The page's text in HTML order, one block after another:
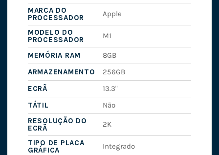
MARCA DO
PROCESSADOR
Apple
MODELO DO
PROCESSADOR
M1
MEMÓRIA RAM
8GB
ARMAZENAMENTO
256GB
ECRÃ
13.3"
TÁTIL
Não
RESOLUÇÃO DO
ECRÃ
2K
TIPO DE PLACA
GRÁFICA
Integrado